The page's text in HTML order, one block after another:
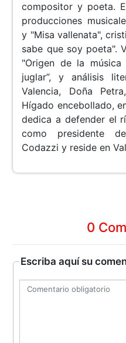
compositor y poeta.
producciones
y "Misa vallenata",
sabe que soy poeta".
"Origen de la música
juglar”, y análisis
Valencia, Doña
Hígado encebollado,
dedica a defender el
como presidente
Codazzi y reside en
0
Escriba aquí su